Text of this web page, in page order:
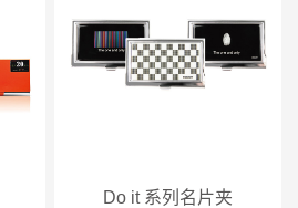
Do it 系列名片夹